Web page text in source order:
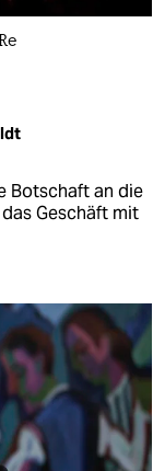
Botschaft an die
Geschäft mit